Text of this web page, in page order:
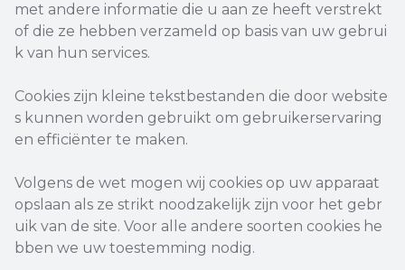
met andere informatie die u aan ze heeft verstrekt
of die ze hebben verzameld op basis van uw gebrui
k van hun services.
Cookies zijn kleine tekstbestanden die door website
s kunnen worden gebruikt om gebruikerservaring
en efficiënter te maken.
Volgens de wet mogen wij cookies op uw apparaat
opslaan als ze strikt noodzakelijk zijn voor het gebr
uik van de site. Voor alle andere soorten cookies he
bben we uw toestemming nodig.